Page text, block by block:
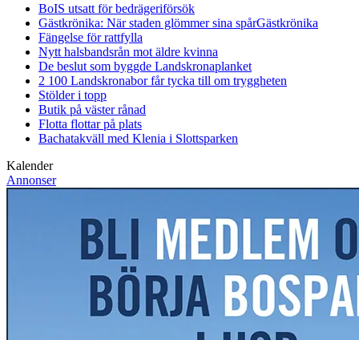
BoIS utsatt för bedrägeriförsök
Gästkrönika: När staden glömmer sina spårGästkrönika
Fängelse för rattfylla
Nytt halsbandsrån mot äldre kvinna
De beslut som byggde Landskronaplanket
2 100 Landskronabor får tycka till om tryggheten
Stölder i topp
Butik på väster rånad
Flotta flottar på plats
Bachatakväll med Klenia i Slottsparken
Kalender
Annonser